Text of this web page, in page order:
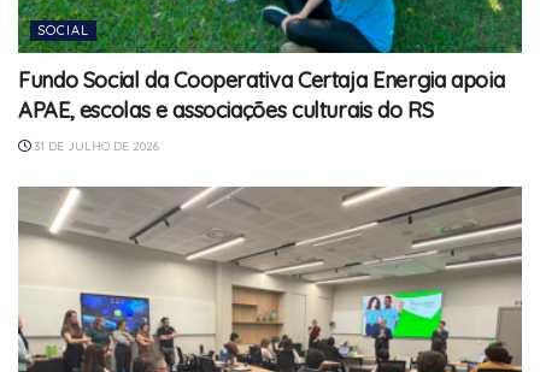
SOCIAL
Fundo Social da Cooperativa Certaja Energia apoia
APAE, escolas e associações culturais do RS
31 DE JULHO DE 2026